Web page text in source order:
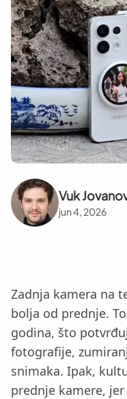
Vuk
jun 4, 2026
Zadnja kamera na
bolja od prednje.
godina, što
fotografije,
snimaka. Ipak,
prednje kamere,